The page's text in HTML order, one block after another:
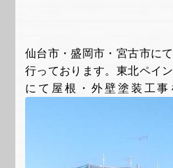
仙台市・盛岡市・宮古市に
行っております。東北ペイ
にて屋根・外壁塗装工事